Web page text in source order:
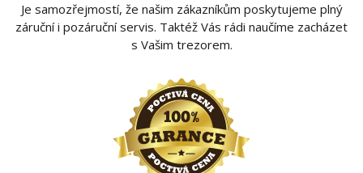
Je samozřejmostí, že našim zákazníkům poskytujeme plný
záruční i pozáruční servis. Taktéž Vás rádi naučíme zacházet
s Vašim trezorem.